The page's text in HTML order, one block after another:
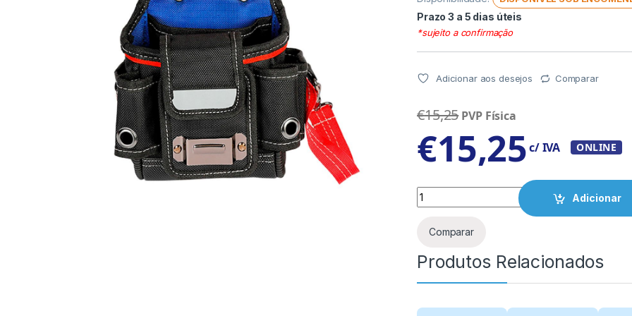
Prazo 3 a 5 dias úteis
*sujeito a confirmação
Adicionar aos desejos Comparar
€15,25 PVP Física
€15,25c/ IVA ONLINE
Quantity
Adicionar
Comparar
Produtos Relacionados